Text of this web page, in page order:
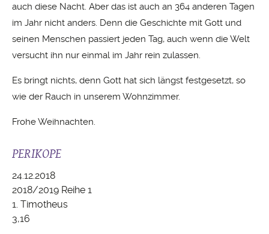
auch diese Nacht. Aber das ist auch an 364 anderen Tagen
im Jahr nicht anders. Denn die Geschichte mit Gott und
seinen Menschen passiert jeden Tag, auch wenn die Welt
versucht ihn nur einmal im Jahr rein zulassen.
Es bringt nichts, denn Gott hat sich längst festgesetzt, so
wie der Rauch in unserem Wohnzimmer.
Frohe Weihnachten.
PERIKOPE
24.12.2018
2018/2019 Reihe 1
1. Timotheus
3,16